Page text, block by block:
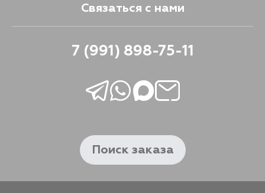
Связаться с нами
7 (991) 898-75-11
Поиск заказа